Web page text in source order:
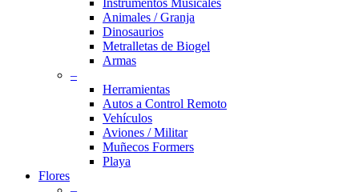
Instrumentos Musicales
Animales / Granja
Dinosaurios
Metralletas de Biogel
Armas
–
Herramientas
Autos a Control Remoto
Vehículos
Aviones / Militar
Muñecos Formers
Playa
Flores